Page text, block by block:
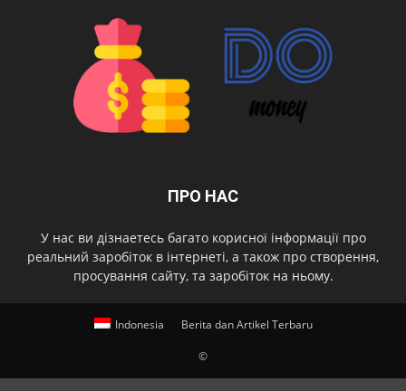
ПРО НАС
У нас ви дізнаетесь багато корисної інформації про
реальний заробіток в інтернеті, а також про створення,
просування сайту, та заробіток на ньому.
Indonesia Berita dan Artikel Terbaru
©